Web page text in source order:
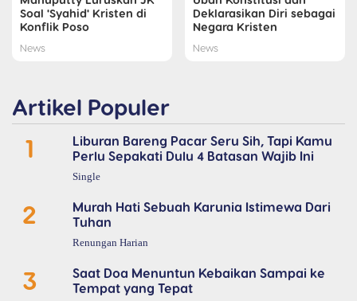
Soal 'Syahid' Kristen di
Konflik Poso
News
Deklarasikan Diri sebagai
Negara Kristen
News
Artikel Populer
1
Liburan Bareng Pacar Seru Sih, Tapi Kamu
Perlu Sepakati Dulu 4 Batasan Wajib Ini
Single
2
Murah Hati Sebuah Karunia Istimewa Dari
Tuhan
Renungan Harian
3
Saat Doa Menuntun Kebaikan Sampai ke
Tempat yang Tepat